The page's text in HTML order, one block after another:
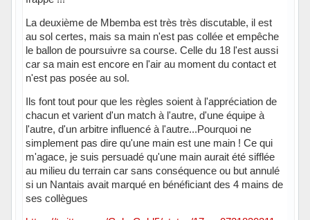
La deuxième de Mbemba est très très discutable, il est
au sol certes, mais sa main n'est pas collée et empêche
le ballon de poursuivre sa course. Celle du 18 l'est aussi
car sa main est encore en l'air au moment du contact et
n'est pas posée au sol.
Ils font tout pour que les règles soient à l'appréciation de
chacun et varient d'un match à l'autre, d'une équipe à
l'autre, d'un arbitre influencé à l'autre...Pourquoi ne
simplement pas dire qu'une main est une main ! Ce qui
m'agace, je suis persuadé qu'une main aurait été sifflée
au milieu du terrain car sans conséquence ou but annulé
si un Nantais avait marqué en bénéficiant des 4 mains de
ses collègues